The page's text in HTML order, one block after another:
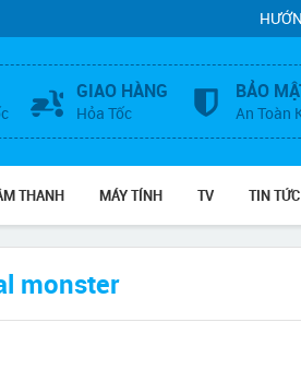
GIAO HÀNG
Hỏa Tốc
BẢO
An Toàn
THANH MÁY TÍNH TV TIN TỨC
monster